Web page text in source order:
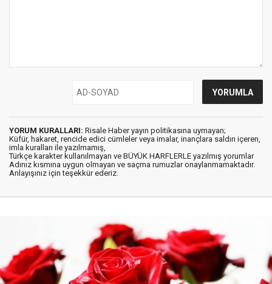
YORUM KURALLARI: Risale Haber yayın politikasına uymayan;
Küfür, hakaret, rencide edici cümleler veya imalar, inançlara saldırı içeren,
imla kuralları ile yazılmamış,
Türkçe karakter kullanılmayan ve BÜYÜK HARFLERLE yazılmış yorumlar
Adınız kısmına uygun olmayan ve saçma rumuzlar onaylanmamaktadır.
Anlayışınız için teşekkür ederiz.